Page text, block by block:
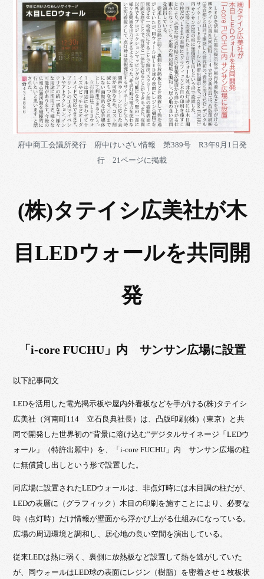
府中商工会議所発行 府中けいざい情報 第389号 R3年9月1日発
行 21ページに掲載
(株)タテイシ広美社が木
目LEDウォールを共同開
発
「i-core FUCHU」内 サンサン広場に設置
以下記事同文
LEDを活用した電光掲示板や屋内外看板などを手がける(株)タテイシ
広美社（河南町114 立石良典社長）は、凸版印刷(株)（東京）と共
同で開発した世界初の“背景に溶け込む”デジタルサイネージ「LEDウ
ォール」（特許出願中）を、「i-core FUCHU」内 サンサン広場の柱
に無償貸し出しという形で設置した。
同広場に設置されたLEDウォールは、非点灯時には木目調の柱だが、
LEDの表層に（グラフィック）木目の印刷を施すことにより、必要な
時（点灯時）だけ情報が壁面から浮かび上がる仕組みになっている。
広場の周辺環境と調和し、居心地の良い空間を演出している。
従来LEDは熱に弱く、裏側に放熱板など設置して熱を逃がしていた
が、同ウォールはLED球の表面にレジン（樹脂）を密着させ１枚板状